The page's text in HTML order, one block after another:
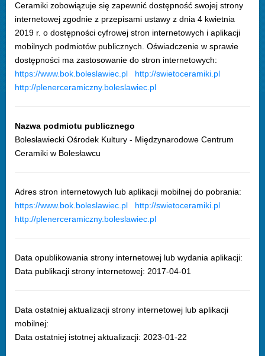
Ceramiki zobowiązuje się zapewnić dostępność swojej strony
internetowej zgodnie z przepisami ustawy z dnia 4 kwietnia
2019 r. o dostępności cyfrowej stron internetowych i aplikacji
mobilnych podmiotów publicznych. Oświadczenie w sprawie
dostępności ma zastosowanie do stron internetowych:
https://www.bok.boleslawiec.pl
http://swietoceramiki.pl
http://plenerceramiczny.boleslawiec.pl
Nazwa podmiotu publicznego
Bolesławiecki Ośrodek Kultury - Międzynarodowe Centrum
Ceramiki w Bolesławcu
Adres stron internetowych lub aplikacji mobilnej do pobrania:
https://www.bok.boleslawiec.pl
http://swietoceramiki.pl
http://plenerceramiczny.boleslawiec.pl
Data opublikowania strony internetowej lub wydania aplikacji:
Data publikacji strony internetowej: 2017-04-01
Data ostatniej aktualizacji strony internetowej lub aplikacji
mobilnej:
Data ostatniej istotnej aktualizacji: 2023-01-22